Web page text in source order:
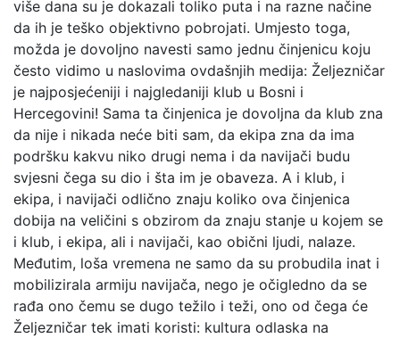
više dana su je dokazali toliko puta i na razne načine
da ih je teško objektivno pobrojati. Umjesto toga,
možda je dovoljno navesti samo jednu činjenicu koju
često vidimo u naslovima ovdašnjih medija: Željezničar
je najposjećeniji i najgledaniji klub u Bosni i
Hercegovini! Sama ta činjenica je dovoljna da klub zna
da nije i nikada neće biti sam, da ekipa zna da ima
podršku kakvu niko drugi nema i da navijači budu
svjesni čega su dio i šta im je obaveza. A i klub, i
ekipa, i navijači odlično znaju koliko ova činjenica
dobija na veličini s obzirom da znaju stanje u kojem se
i klub, i ekipa, ali i navijači, kao obični ljudi, nalaze.
Međutim, loša vremena ne samo da su probudila inat i
mobilizirala armiju navijača, nego je očigledno da se
rađa ono čemu se dugo težilo i teži, ono od čega će
Željezničar tek imati koristi: kultura odlaska na